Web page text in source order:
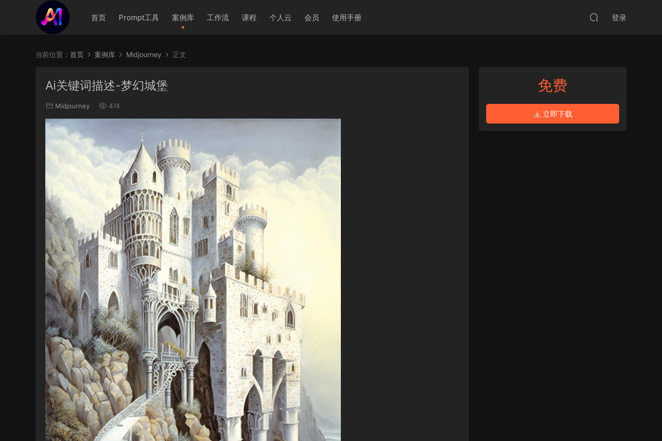
首页 Prompt工具 案例库 工作流 课程 个人云 会员 使用手册 登录
当前位置： 首页 案例库 Midjourney 正文
Ai关键词描述-梦幻城堡
Midjourney 474
免费
立即下载